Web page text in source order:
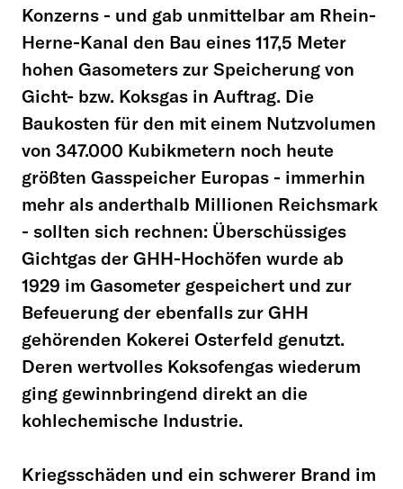
Konzerns - und gab unmittelbar am Rhein-
Herne-Kanal den Bau eines 117,5 Meter
hohen Gasometers zur Speicherung von
Gicht- bzw. Koksgas in Auftrag. Die
Baukosten für den mit einem Nutzvolumen
von 347.000 Kubikmetern noch heute
größten Gasspeicher Europas - immerhin
mehr als anderthalb Millionen Reichsmark
- sollten sich rechnen: Überschüssiges
Gichtgas der GHH-Hochöfen wurde ab
1929 im Gasometer gespeichert und zur
Befeuerung der ebenfalls zur GHH
gehörenden Kokerei Osterfeld genutzt.
Deren wertvolles Koksofengas wiederum
ging gewinnbringend direkt an die
kohlechemische Industrie.
Kriegsschäden und ein schwerer Brand im